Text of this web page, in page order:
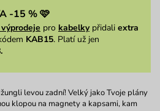
-15 % 🩷
pro kabelkypřidali extra
KAB15. Platí už jen
levou zadní! Velký jako Tvoje plány
klopou na magnety a kapsami, kam